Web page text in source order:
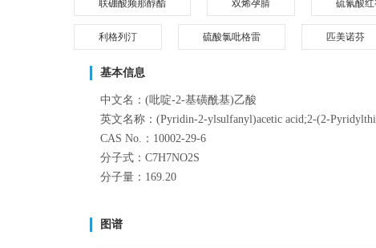
联硼酸频那醇酯 双烯孕腈 硫氰酸
利格列汀 硫酸氯吡格雷 匹美诺芬
基本信息
中文名：(吡啶-2-基磺酰基)乙酸
英文名称：(Pyridin-2-ylsulfanyl)acetic acid;2-(2-
CAS No.：10002-29-6
分子式：C7H7NO2S
分子量：169.20
图谱